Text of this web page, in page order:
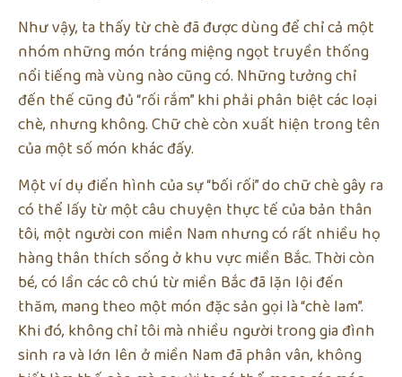
Như vậy, ta thấy từ chè đã được dùng để chỉ cả một
nhóm những món tráng miệng ngọt truyền thống
nổi tiếng mà vùng nào cũng có. Những tưởng chỉ
đến thế cũng đủ “rối rắm” khi phải phân biệt các loại
chè, nhưng không. Chữ chè còn xuất hiện trong tên
của một số món khác đấy.
Một ví dụ điển hình của sự “bối rối” do chữ chè gây ra
có thể lấy từ một câu chuyện thực tế của bản thân
tôi, một người con miền Nam nhưng có rất nhiều họ
hàng thân thích sống ở khu vực miền Bắc. Thời còn
bé, có lần các cô chú từ miền Bắc đã lặn lội đến
thăm, mang theo một món đặc sản gọi là “chè lam”.
Khi đó, không chỉ tôi mà nhiều người trong gia đình
sinh ra và lớn lên ở miền Nam đã phân vân, không